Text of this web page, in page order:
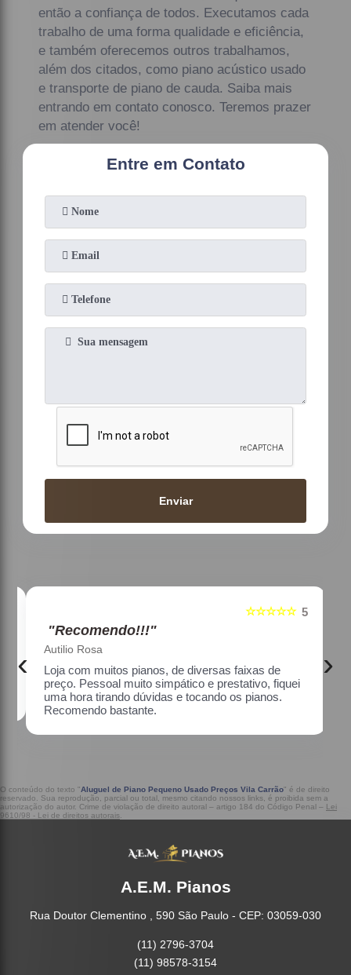
então a confiança de todos. Executamos cada
trabalho de uma forma qualidade e eficiência,
e também oferecemos outros trabalhamos,
além dos citados, como piano acústico usado
e transporte de piano de cauda. Saiba mais
entrando em contato conosco. Teremos prazer
em atender você!
Entre em Contato
Enviar
☆☆☆☆☆
"Recomendo!!!"
Maria Lúcia Franco Paião
Uma ótima loja, com pianos bons, amei.
‹ ›
O conteúdo do texto "Aluguel de Piano Pequeno Usado Preços Vila Carrão" é de direito
reservado. Sua reprodução, parcial ou total, mesmo citando nossos links, é proibida sem a
autorização do autor. Crime de violação de direito autoral – artigo 184 do Código Penal – Lei
9610/98 - Lei de direitos autorais
A.E.M. Pianos
Rua Doutor Clementino , 590 São Paulo - CEP: 03059-030
(11) 2796-3704
(11) 98578-3154